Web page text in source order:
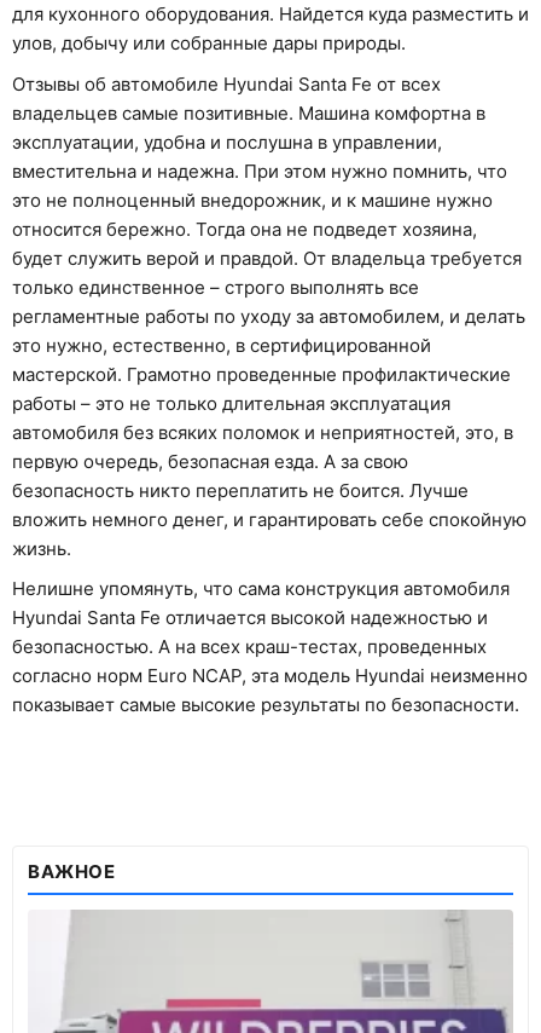
для кухонного оборудования. Найдется куда разместить и
улов, добычу или собранные дары природы.
Отзывы об автомобиле Hyundai Santa Fe от всех
владельцев самые позитивные. Машина комфортна в
эксплуатации, удобна и послушна в управлении,
вместительна и надежна. При этом нужно помнить, что
это не полноценный внедорожник, и к машине нужно
относится бережно. Тогда она не подведет хозяина,
будет служить верой и правдой. От владельца требуется
только единственное – строго выполнять все
регламентные работы по уходу за автомобилем, и делать
это нужно, естественно, в сертифицированной
мастерской. Грамотно проведенные профилактические
работы – это не только длительная эксплуатация
автомобиля без всяких поломок и неприятностей, это, в
первую очередь, безопасная езда. А за свою
безопасность никто переплатить не боится. Лучше
вложить немного денег, и гарантировать себе спокойную
жизнь.
Нелишне упомянуть, что сама конструкция автомобиля
Hyundai Santa Fe отличается высокой надежностью и
безопасностью. А на всех краш-тестах, проведенных
согласно норм Euro NCAP, эта модель Hyundai неизменно
показывает самые высокие результаты по безопасности.
ВАЖНОЕ